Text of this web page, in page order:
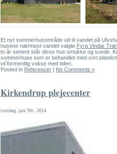
Et nyt sommerhusområde ud til vandet på
husene nærmest vandet valgte Fyra Vindar
to år senere står disse hus smukke og sunde.
sommerhuse som er behandlet med sort
vil formentlig vokse med tiden.
Posted in Referencer No Comments »
Kirkendrup plejecenter
torsdag, juni 5th, 2014